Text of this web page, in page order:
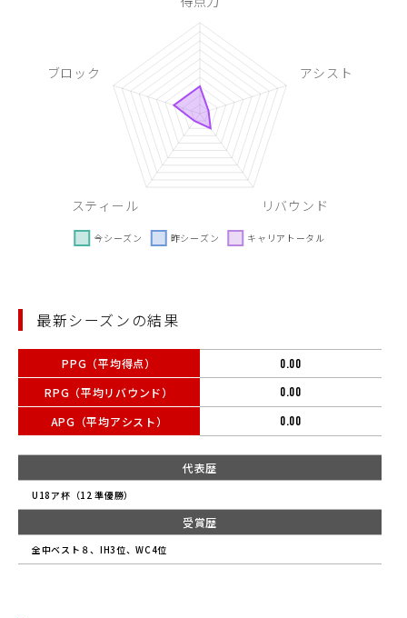
最新シーズンの結果
PPG（平均得点）
RPG（平均リバウンド）
APG（平均アシスト）
0.00
0.00
0.00
代表歴
U18ア杯（12 準優勝）
受賞歴
全中ベスト８、IH3位、WC4位